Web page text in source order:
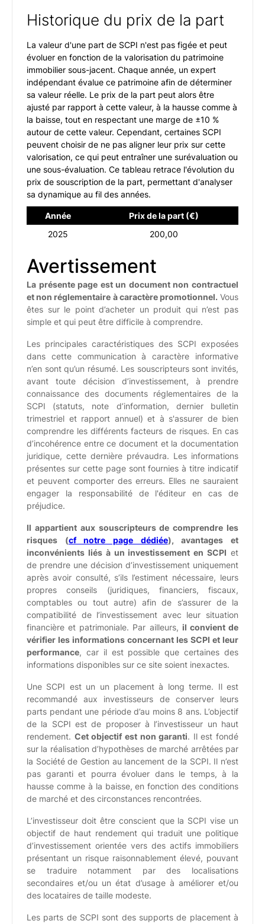
Historique du prix de la part
La valeur d'une part de SCPI n'est pas figée et peut
évoluer en fonction de la valorisation du patrimoine
immobilier sous-jacent. Chaque année, un expert
indépendant évalue ce patrimoine afin de déterminer
sa valeur réelle. Le prix de la part peut alors être
ajusté par rapport à cette valeur, à la hausse comme à
la baisse, tout en respectant une marge de ±10 %
autour de cette valeur. Cependant, certaines SCPI
peuvent choisir de ne pas aligner leur prix sur cette
valorisation, ce qui peut entraîner une surévaluation ou
une sous-évaluation. Ce tableau retrace l'évolution du
prix de souscription de la part, permettant d'analyser
sa dynamique au fil des années.
Année
Prix de la part (€)
2025
200,00
Avertissement
La présente page est un document non contractuel
et non réglementaire à caractère promotionnel. Vous
êtes sur le point d’acheter un produit qui n’est pas
simple et qui peut être difficile à comprendre.
Les principales caractéristiques des SCPI exposées
dans cette communication à caractère informative
n’en sont qu’un résumé. Les souscripteurs sont invités,
avant toute décision d’investissement, à prendre
connaissance des documents réglementaires de la
SCPI (statuts, note d’information, dernier bulletin
trimestriel et rapport annuel) et à s'assurer de bien
comprendre les différents facteurs de risques. En cas
d’incohérence entre ce document et la documentation
juridique, cette dernière prévaudra. Les informations
présentes sur cette page sont fournies à titre indicatif
et peuvent comporter des erreurs. Elles ne sauraient
engager la responsabilité de l'éditeur en cas de
préjudice.
Il appartient aux souscripteurs de comprendre les
risques (cf notre page dédiée), avantages et
inconvénients liés à un investissement en SCPI et
de prendre une décision d’investissement uniquement
après avoir consulté, s’ils l’estiment nécessaire, leurs
propres conseils (juridiques, financiers, fiscaux,
comptables ou tout autre) afin de s’assurer de la
compatibilité de l’investissement avec leur situation
financière et patrimoniale. Par ailleurs, il convient de
vérifier les informations concernant les SCPI et leur
performance, car il est possible que certaines des
informations disponibles sur ce site soient inexactes.
Une SCPI est un un placement à long terme. Il est
recommandé aux investisseurs de conserver leurs
parts pendant une période d’au moins 8 ans. L’objectif
de la SCPI est de proposer à l’investisseur un haut
rendement. Cet objectif est non garanti. Il est fondé
sur la réalisation d’hypothèses de marché arrêtées par
la Société de Gestion au lancement de la SCPI. Il n’est
pas garanti et pourra évoluer dans le temps, à la
hausse comme à la baisse, en fonction des conditions
de marché et des circonstances rencontrées.
L’investisseur doit être conscient que la SCPI vise un
objectif de haut rendement qui traduit une politique
d’investissement orientée vers des actifs immobiliers
présentant un risque raisonnablement élevé, pouvant
se traduire notamment par des localisations
secondaires et/ou un état d’usage à améliorer et/ou
des locataires de taille modeste.
Les parts de SCPI sont des supports de placement à